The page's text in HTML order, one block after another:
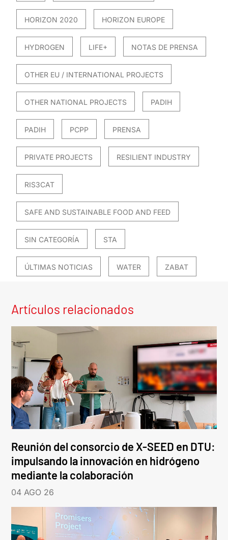
HORIZON 2020 HORIZON EUROPE
HYDROGEN LIFE+ NOTAS DE PRENSA
OTHER EU / INTERNATIONAL PROJECTS
OTHER NATIONAL PROJECTS PADIH
PADIH PCPP PRENSA
PRIVATE PROJECTS RESILIENT INDUSTRY
RIS3CAT
SAFE AND SUSTAINABLE FOOD AND FEED
SIN CATEGORÍA STA
ÚLTIMAS NOTICIAS WATER ZABAT
Artículos relacionados
Reunión del consorcio de X-SEED en DTU:
impulsando la innovación en hidrógeno
mediante la colaboración
04 AGO 26